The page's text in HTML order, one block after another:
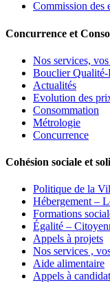
Commission des
Concurrence et
Nos services,
Bouclier
Actualités
Evolution des
Consommation
Métrologie
Concurrence
Cohésion sociale et
Politique de la
Hébergement –
Formations
Égalité –
Appels à projets
Nos services ,
Aide alimentaire
Appels à